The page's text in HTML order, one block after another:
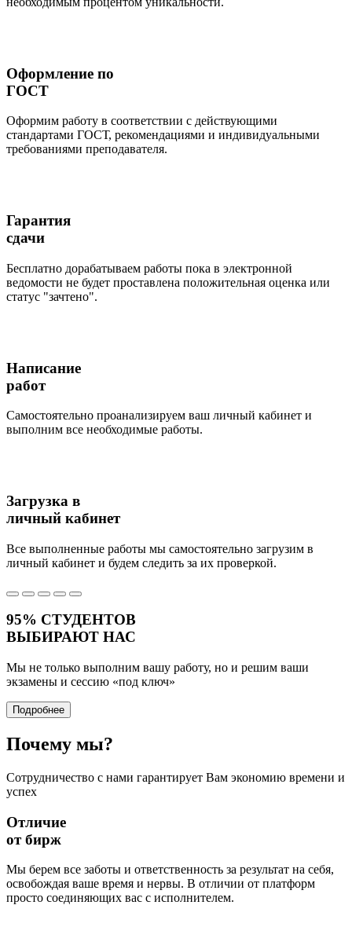
Оформление по
ГОСТ
Оформим работу в соответствии с действующими
стандартами ГОСТ, рекомендациями и индивидуальными
требованиями преподавателя.
Гарантия
сдачи
Бесплатно дорабатываем работы пока в электронной
ведомости не будет проставлена положительная оценка или
статус "зачтено".
Написание
работ
Самостоятельно проанализируем ваш личный кабинет и
выполним все необходимые работы.
Загрузка в
личный кабинет
Все выполненные работы мы самостоятельно загрузим в
личный кабинет и будем следить за их проверкой.
95% СТУДЕНТОВ
ВЫБИРАЮТ НАС
Мы не только выполним вашу работу, но и решим ваши
экзамены и сессию «под ключ»
Подробнее
Почему мы?
Сотрудничество с нами гарантирует Вам экономию времени и
успех
Отличие
от бирж
Мы берем все заботы и ответственность за результат на себя,
освобождая ваше время и нервы. В отличии от платформ
просто соединяющих вас с исполнителем.